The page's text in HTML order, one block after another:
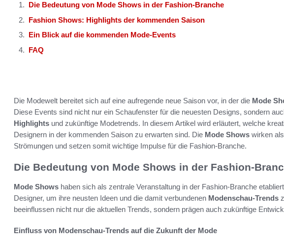
Die Bedeutung von Mode Shows in der Fashion-Branche
Fashion Shows: Highlights der kommenden Saison
Ein Blick auf die kommenden Mode-Events
FAQ
Die Modewelt bereitet sich auf eine aufregende neue Saison vor, in der die Mode
Diese Events sind nicht nur ein Schaufenster für die neuesten Designs, sondern
Highlights und zukünftige Modetrends. In diesem Artikel wird erläutert, welche
Designern in der kommenden Saison zu erwarten sind. Die Mode Shows wirken
Strömungen und setzen somit wichtige Impulse für die Fashion-Branche.
Die Bedeutung von Mode Shows in der Fashion-
Mode Shows haben sich als zentrale Veranstaltung in der Fashion-Branche
Designer, um ihre neusten Ideen und die damit verbundenen Modenschau-Trends
beeinflussen nicht nur die aktuellen Trends, sondern prägen auch zukünftige
Einfluss von Modenschau-Trends auf die Zukunft der Mode